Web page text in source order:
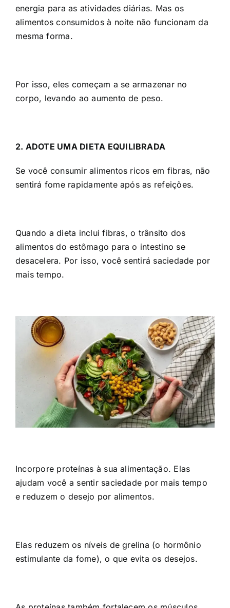
energia para as atividades diárias. Mas os
alimentos consumidos à noite não funcionam da
mesma forma.
Por isso, eles começam a se armazenar no
corpo, levando ao aumento de peso.
2. ADOTE UMA DIETA EQUILIBRADA
Se você consumir alimentos ricos em fibras, não
sentirá fome rapidamente após as refeições.
Quando a dieta inclui fibras, o trânsito dos
alimentos do estômago para o intestino se
desacelera. Por isso, você sentirá saciedade por
mais tempo.
Incorpore proteínas à sua alimentação. Elas
ajudam você a sentir saciedade por mais tempo
e reduzem o desejo por alimentos.
Elas reduzem os níveis de grelina (o hormônio
estimulante da fome), o que evita os desejos.